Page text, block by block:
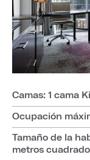
Camas: 1 cama
Ocupación
Tamaño de la
metros